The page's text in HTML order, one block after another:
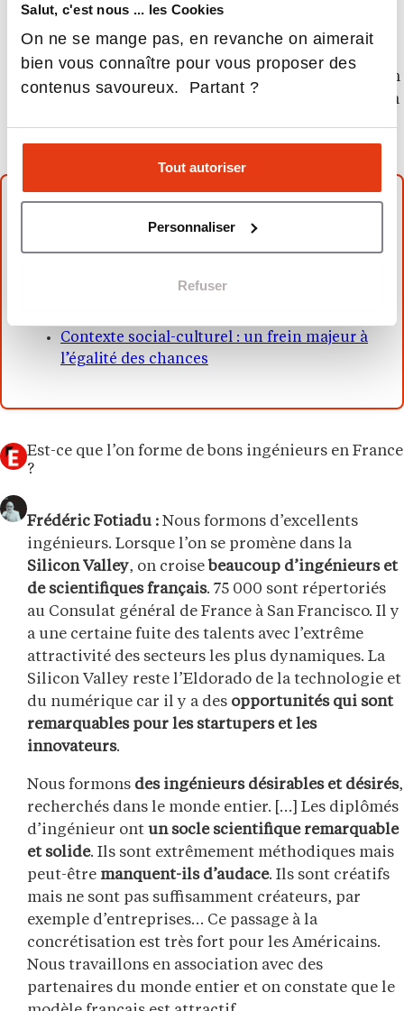
Salut, c'est nous ... les Cookies
On ne se mange pas, en revanche on aimerait
bien vous connaître pour vous proposer des
contenus savoureux. Partant ?
Tout autoriser
Personnaliser
Refuser
On a besoin de faire connaître, d’accompagner et
de rendre désirables les formations , leurs valeurs,
en montrant l’intérêt et l’épanouissement que
l’étudiant peut trouver s’il choisit ces voies. […] En
France, on a la chance d’avoir cette représentation
d’ingénieurs, qui nous sauvent un peu.
Ingénieur DevOps : un métier hybride dans
STEM au féminin : l’école doit-elle se
Contexte social-culturel : un frein majeur à
l’égalité des chances
Est-ce que l’on forme de bons ingénieurs en France
?
Frédéric Fotiadu : Nous formons d’excellents
ingénieurs. Lorsque l’on se promène dans la
Silicon Valley, on croise beaucoup d’ingénieurs et
de scientifiques français. 75 000 sont répertoriés
au Consulat général de France à San Francisco. Il y
a une certaine fuite des talents avec l’extrême
attractivité des secteurs les plus dynamiques. La
Silicon Valley reste l’Eldorado de la technologie et
du numérique car il y a des opportunités qui sont
remarquables pour les startupers et les
innovateurs.
Nous formons des ingénieurs désirables et désirés,
recherchés dans le monde entier. […] Les diplômés
d’ingénieur ont un socle scientifique remarquable
et solide. Ils sont extrêmement méthodiques mais
peut-être manquent-ils d’audace. Ils sont créatifs
mais ne sont pas suffisamment créateurs, par
exemple d’entreprises… Ce passage à la
concrétisation est très fort pour les Américains.
Nous travaillons en association avec des
partenaires du monde entier et on constate que le